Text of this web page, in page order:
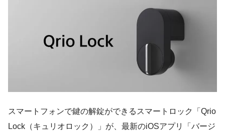
スマートフォンで鍵の解錠ができるスマートロック「Qrio
Lock（キュリオロック）」が、最新のiOSアプリ「バージ